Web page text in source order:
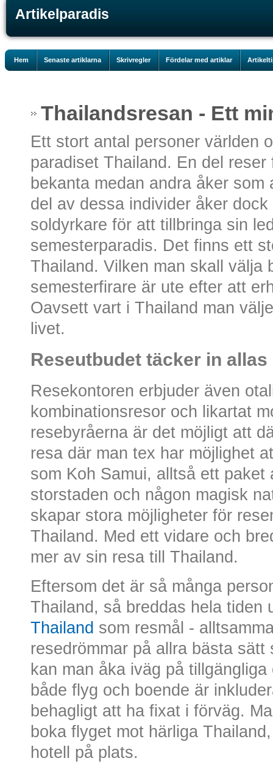
Artikelparadis
Hem Senaste artiklarna Skrivregler Fördelar med artiklar
Thailandsresan - Ett
Ett stort antal personer världen
paradiset Thailand. En del
bekanta medan andra åker
del av dessa individer åker
soldyrkare för att tillbringa sin
semesterparadis. Det finns ett
Thailand. Vilken man skall välja
semesterfirare är ute efter att
Oavsett vart i Thailand man
livet.
Reseutbudet täcker in allas
Resekontoren erbjuder även
kombinationsresor och likartat
resebyråerna är det möjligt att
resa där man tex har möjlighet
som Koh Samui, alltså ett
storstaden och någon magisk
skapar stora möjligheter för
Thailand. Med ett vidare och
mer av sin resa till Thailand.
Eftersom det är så många
Thailand, så breddas hela tiden
Thailand som resmål -
resedrömmar på allra bästa
kan man åka iväg på
både flyg och boende är
behagligt att ha fixat i förväg.
boka flyget mot härliga
hotell på plats.